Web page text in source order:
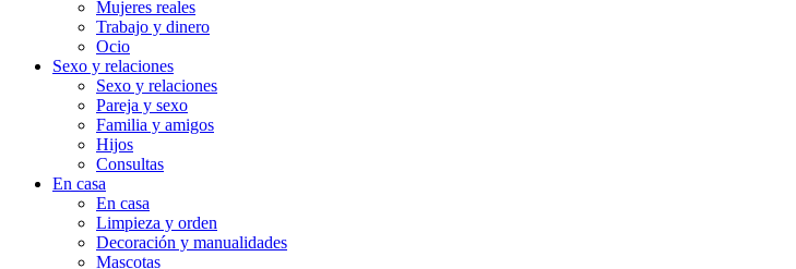
Mujeres reales
Trabajo y dinero
Ocio
Sexo y relaciones
Sexo y relaciones
Pareja y sexo
Familia y amigos
Hijos
Consultas
En casa
En casa
Limpieza y orden
Decoración y manualidades
Mascotas